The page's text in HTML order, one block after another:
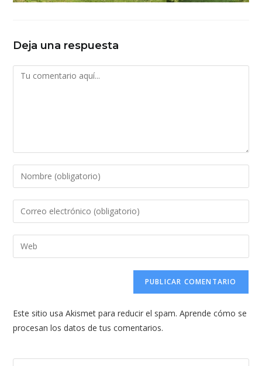
Deja una respuesta
Comentario
Introduce
tu
nombre
de
usuario
Introduce
tu
dirección
de
comentar
Introduce
la
web
(opcional)
Este sitio usa Akismet para reducir el spam.Aprende cómo se
procesan los datos de tus comentarios.